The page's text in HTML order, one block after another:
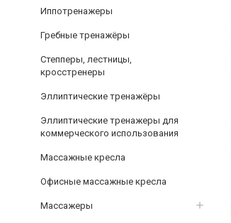
Иппотренажеры
Гребные тренажёры
Степперы, лестницы,
кросстренеры
Эллиптические тренажёры
Эллиптические тренажеры для
коммерческого использования
Массажные кресла
Офисные массажные кресла
Массажеры